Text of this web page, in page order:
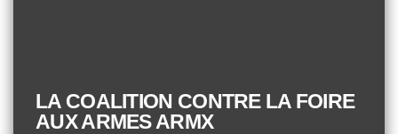
LA COALITION CONTRE LA FOIRE
AUX ARMES ARMX